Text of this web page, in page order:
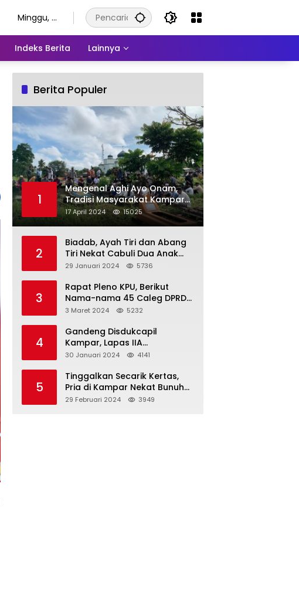
Minggu, 9
2026
Indeks Berita Lainnya
Berita Populer
1
Mengenal Aghi Ayo Onam,
Tradisi Masyarakat Kampar
Setelah Hari Raya Idul Fitri
17 April 2024 15025
2
Biadab, Ayah Tiri dan Abang
Tiri Nekat Cabuli Dua Anak
Dibawah Umur
29 Januari 2024 5736
3
Rapat Pleno KPU, Berikut
Nama-nama 45 Caleg DPRD
3 Maret 2024 5232
4
Gandeng Disdukcapil
Kampar, Lapas IIA
Bangkinang Lakukan
WBP
30 Januari 2024 4141
5
Tinggalkan Secarik Kertas,
Pria di Kampar Nekat Bunuh
Diri
29 Februari 2024 3949